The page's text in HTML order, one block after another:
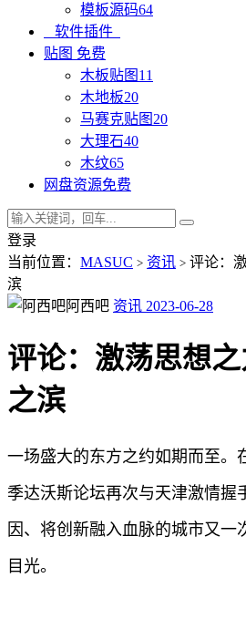
模板源码64
软件插件
贴图 免费
木板贴图 11
木地板20
马赛克贴图 20
大理石40
木纹65
网盘资源免费
登录
当前位置： MASUC > 资讯 > 评论：
滨
阿西吧 资讯 2023-06-28
评论：激荡思想
之滨
一场盛大的东方之约如期而至。
季达沃斯论坛再次与天津激情握
因、将创新融入血脉的城市又一
目光。